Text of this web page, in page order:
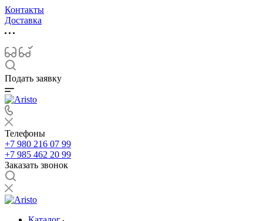
Контакты
Доставка
Подать заявку
Телефоны
+7 980 216 07 99
+7 985 462 20 99
Заказать звонок